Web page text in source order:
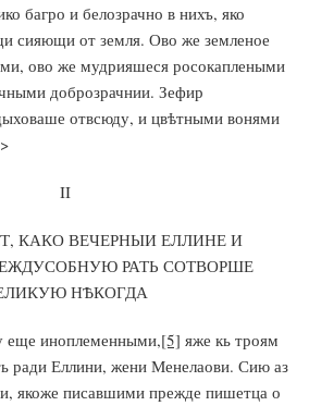
багро и белозрачно в нихъ, яко
сияющи от земля. Ово же земленое
ово же мудрияшеся росокаплеными
доброзрачнии. Зефир
отвсюду, и цвѣтными вонями
II
КАКО ВЕЧЕРНЫИ ЕЛЛИНЕ И
РАТЬ СОТВОРШЕ
НѢКОГДА
иноплеменными,[5] яже кь троям
ради Еллини, жени Менелаови. Сию аз
якоже писавшими прежде пишетца о